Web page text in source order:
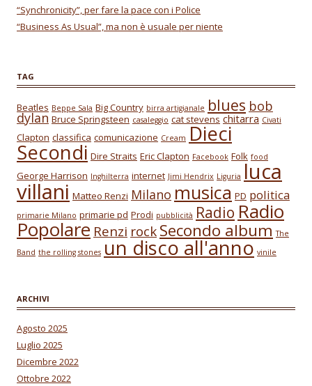
“Synchronicity”, per fare la pace con i Police
“Business As Usual”, ma non è usuale per niente
TAG
Beatles Beppe Sala Big Country birra artigianale blues bob
dylan Bruce Springsteen casaleggio cat stevens chitarra Civati
Clapton classifica comunicazione Cream Dieci
Secondi Dire Straits Eric Clapton Facebook Folk food
George Harrison Inghilterra internet Jimi Hendrix Liguria luca
villani Matteo Renzi Milano musica PD politica
primarie Milano primarie pd Prodi pubblicità Radio Radio
Popolare Renzi rockSecondo album The
Band the rolling stones un disco all'anno vinile
ARCHIVI
Agosto 2025
Luglio 2025
Dicembre 2022
Ottobre 2022